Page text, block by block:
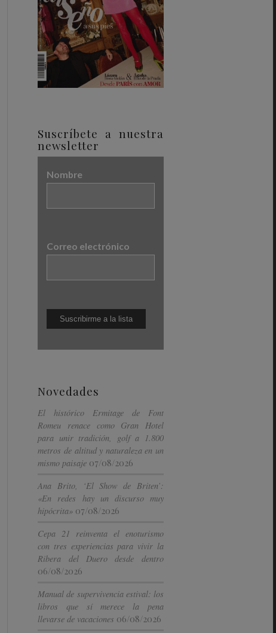
Suscríbete a nuestra
newsletter
Nombre
Correo electrónico
Novedades
El histórico Ermitage de Font
Romeu renace como Gran Hotel
para unir tradición, golf a 1.800
metros de altitud y naturaleza en un
mismo paisaje 07/08/2026
Ana Brito, ‘El Show de Briten’:
«En redes hay un discurso muy
hipócrita» 07/08/2026
Cepa 21 reinventa el enoturismo
con tres experiencias para vivir la
Ribera del Duero desde dentro
06/08/2026
Manual de supervivencia estival: los
libros que sí merece la pena
llevarse de vacaciones 06/08/2026